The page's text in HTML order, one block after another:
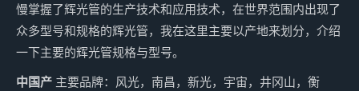
慢掌握了辉光管的生产技术和应用技术，在世界范围内出现了
众多型号和规格的辉光管，我在这里主要以产地来划分，介绍
一下主要的辉光管规格与型号。
中国产 主要品牌：风光，南昌，新光，宇宙，井冈山，衡